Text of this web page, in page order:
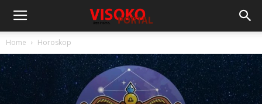
Home Horoskop